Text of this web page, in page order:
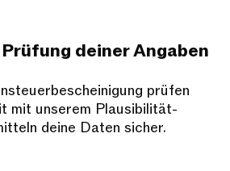
deiner Angaben
prüfen
mit unserem Plausibilität-
deine Daten sicher.